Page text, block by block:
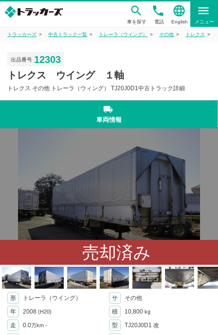
車を探す
phone
電話
language
English
menu
メニュー
トラッカーズ 中古トラック一覧 トレーラ（ウイング） その他 トレクス
出品番号 12303
トレクス ウイング １軸
トレクス その他 トレーラ（ウィング） TJ20J0D1中古トラック詳細
local_shipping
車両情報
売却済み
形 トレーラ（ウイング） サ
その他
年
2008 (H20) 積 10,800 kg
走 0.0万km - 型
TJ20J0D1 改